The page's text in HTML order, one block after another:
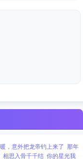
，意外把龙帝钓上来了 那年
相思入骨千千结 你的星光我